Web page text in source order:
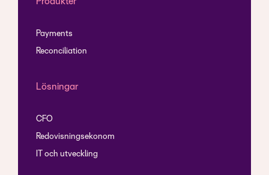
Payments
Reconciliation
Lösningar
CFO
Redovisningsekonom
IT och utveckling